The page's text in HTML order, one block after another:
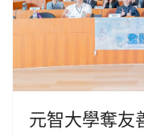
元智大學奪友